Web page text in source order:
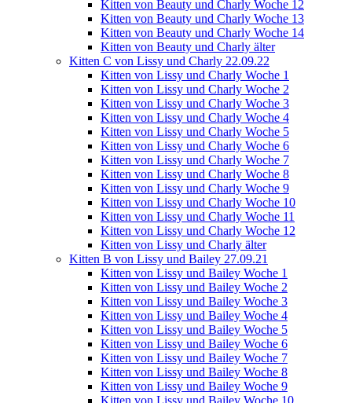
Kitten von Beauty und Charly Woche 12
Kitten von Beauty und Charly Woche 13
Kitten von Beauty und Charly Woche 14
Kitten von Beauty und Charly älter
Kitten C von Lissy und Charly 22.09.22
Kitten von Lissy und Charly Woche 1
Kitten von Lissy und Charly Woche 2
Kitten von Lissy und Charly Woche 3
Kitten von Lissy und Charly Woche 4
Kitten von Lissy und Charly Woche 5
Kitten von Lissy und Charly Woche 6
Kitten von Lissy und Charly Woche 7
Kitten von Lissy und Charly Woche 8
Kitten von Lissy und Charly Woche 9
Kitten von Lissy und Charly Woche 10
Kitten von Lissy und Charly Woche 11
Kitten von Lissy und Charly Woche 12
Kitten von Lissy und Charly älter
Kitten B von Lissy und Bailey 27.09.21
Kitten von Lissy und Bailey Woche 1
Kitten von Lissy und Bailey Woche 2
Kitten von Lissy und Bailey Woche 3
Kitten von Lissy und Bailey Woche 4
Kitten von Lissy und Bailey Woche 5
Kitten von Lissy und Bailey Woche 6
Kitten von Lissy und Bailey Woche 7
Kitten von Lissy und Bailey Woche 8
Kitten von Lissy und Bailey Woche 9
Kitten von Lissy und Bailey Woche 10